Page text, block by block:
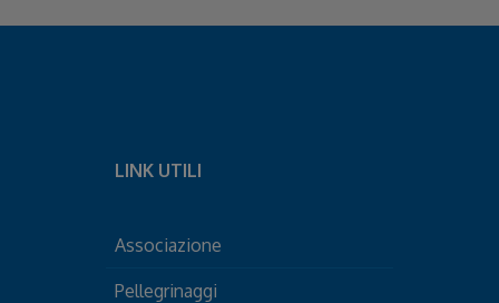
LINK UTILI
Associazione
Pellegrinaggi